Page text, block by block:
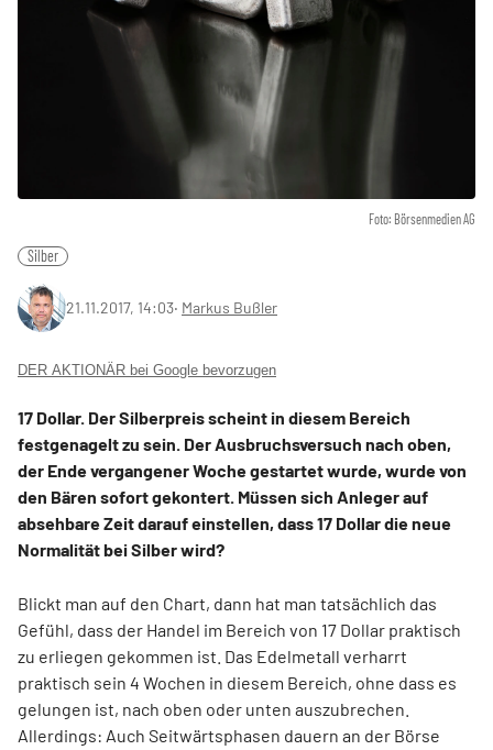
Foto: Börsenmedien AG
Silber
21.11.2017, 14:03‧ Markus Bußler
DER AKTIONÄR bei Google bevorzugen
17 Dollar. Der Silberpreis scheint in diesem Bereich
festgenagelt zu sein. Der Ausbruchsversuch nach oben,
der Ende vergangener Woche gestartet wurde, wurde von
den Bären sofort gekontert. Müssen sich Anleger auf
absehbare Zeit darauf einstellen, dass 17 Dollar die neue
Normalität bei Silber wird?
Blickt man auf den Chart, dann hat man tatsächlich das
Gefühl, dass der Handel im Bereich von 17 Dollar praktisch
zu erliegen gekommen ist. Das Edelmetall verharrt
praktisch sein 4 Wochen in diesem Bereich, ohne dass es
gelungen ist, nach oben oder unten auszubrechen.
Allerdings: Auch Seitwärtsphasen dauern an der Börse